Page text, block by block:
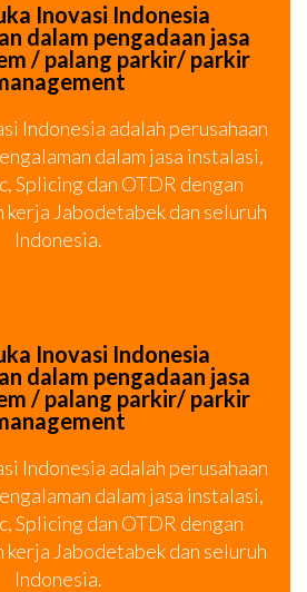
Inovasi Indonesia
dalam pengadaan jasa
/ palang parkir/ parkir
Indonesia adalah perusahaan
dalam jasa instalasi,
Splicing dan OTDR dengan
kerja Jabodetabek dan seluruh
Indonesia.
Inovasi Indonesia
dalam pengadaan jasa
/ palang parkir/ parkir
Indonesia adalah perusahaan
dalam jasa instalasi,
Splicing dan OTDR dengan
kerja Jabodetabek dan seluruh
Indonesia.